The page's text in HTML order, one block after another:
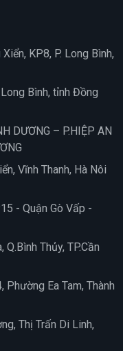
KP8, P. Long Bình,
Bình, tỉnh Đồng
DƯƠNG – P.HIỆP AN
Vĩnh Thanh, Hà Nôi
- Quận Gò Vấp -
Thủy, TP.Cần
Ea Tam, Thành
Thị Trấn Di Linh,